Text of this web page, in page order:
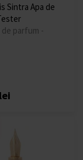
Sintra Apa de
de parfum -